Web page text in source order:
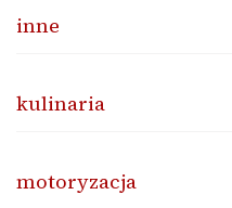
inne
kulinaria
motoryzacja